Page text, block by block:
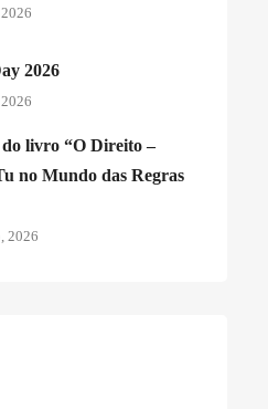
2026
livro “O Direito –
no Mundo das Regras
2026